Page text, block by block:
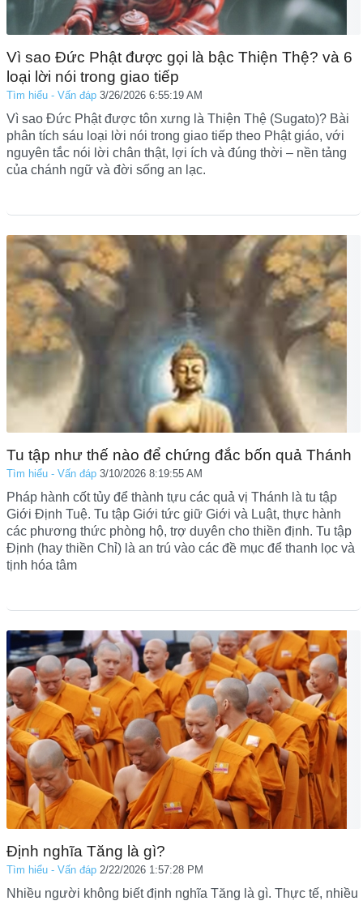
Vì sao Đức Phật được gọi là bậc Thiện Thệ? và 6
loại lời nói trong giao tiếp
Tìm hiểu - Vấn đáp 3/26/2026 6:55:19 AM
Vì sao Đức Phật được tôn xưng là Thiện Thệ (Sugato)? Bài
phân tích sáu loại lời nói trong giao tiếp theo Phật giáo, với
nguyên tắc nói lời chân thật, lợi ích và đúng thời – nền tảng
của chánh ngữ và đời sống an lạc.
Tu tập như thế nào để chứng đắc bốn quả Thánh
Tìm hiểu - Vấn đáp 3/10/2026 8:19:55 AM
Pháp hành cốt tủy để thành tựu các quả vị Thánh là tu tập
Giới Định Tuệ. Tu tập Giới tức giữ Giới và Luật, thực hành
các phương thức phòng hộ, trợ duyên cho thiền định. Tu tập
Định (hay thiền Chỉ) là an trú vào các đề mục để thanh lọc và
tịnh hóa tâm
Định nghĩa Tăng là gì?
Tìm hiểu - Vấn đáp 2/22/2026 1:57:28 PM
Nhiều người không biết định nghĩa Tăng là gì. Thực tế, nhiều